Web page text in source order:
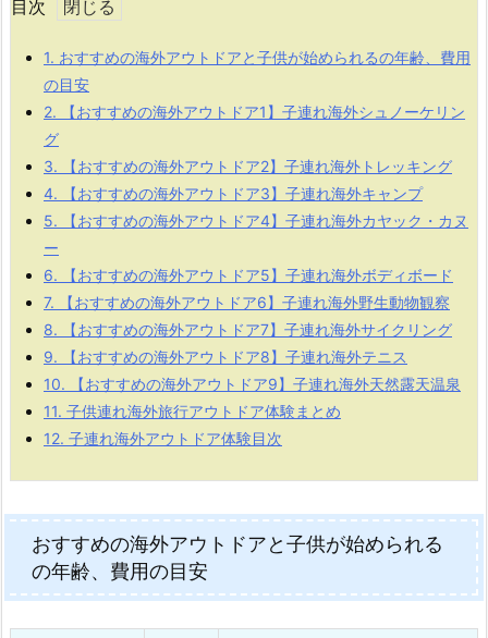
目次
1. おすすめの海外アウトドアと子供が始められるの年齢、費用
の目安
2. 【おすすめの海外アウトドア1】子連れ海外シュノーケリン
グ
3. 【おすすめの海外アウトドア2】子連れ海外トレッキング
4. 【おすすめの海外アウトドア3】子連れ海外キャンプ
5. 【おすすめの海外アウトドア4】子連れ海外カヤック・カヌ
ー
6. 【おすすめの海外アウトドア5】子連れ海外ボディボード
7. 【おすすめの海外アウトドア6】子連れ海外野生動物観察
8. 【おすすめの海外アウトドア7】子連れ海外サイクリング
9. 【おすすめの海外アウトドア8】子連れ海外テニス
10. 【おすすめの海外アウトドア9】子連れ海外天然露天温泉
11. 子供連れ海外旅行アウトドア体験まとめ
12. 子連れ海外アウトドア体験目次
おすすめの海外アウトドアと子供が始められる
の年齢、費用の目安